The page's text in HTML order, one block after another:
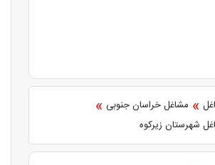
» مشاغل خراسان جنوبی »
شهرستان زیرکوه